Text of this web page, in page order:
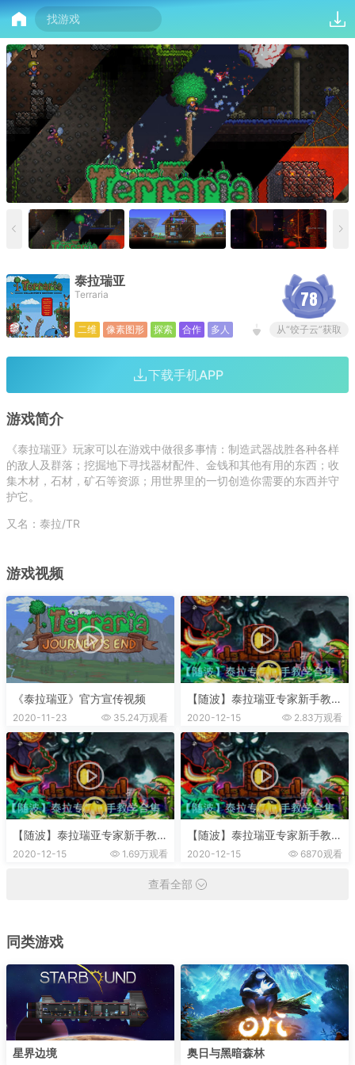
泰拉瑞亚
Terraria
二维 像素图形 探索 合作
多人
冒险 生存
78
从“饺子云”获取
下载手机APP
游戏简介
《泰拉瑞亚》玩家可以在游戏中做很多事情：制造武器战胜各种各样
的敌人及群落；挖掘地下寻找器材配件、金钱和其他有用的东西；收
集木材，石材，矿石等资源；用世界里的一切创造你需要的东西并守
护它。
又名：泰拉/TR
游戏视频
《泰拉瑞亚》官方宣传视频
2020-11-23 35.24万观看
【随波】泰拉瑞亚专家新手教学
NO.1-初出茅庐——转自B站随
波-啊仆
2020-12-15 2.83万观看
【随波】泰拉瑞亚专家新手教学
NO.2 -锋芒侧露——转自B站随
2020-12-15 1.69万观看
【随波】泰拉瑞亚专家新手教学
NO.3-上古金字之塔——转自B
2020-12-15 6870观看
查看全部
同类游戏
星界边境 奥日与黑暗森林